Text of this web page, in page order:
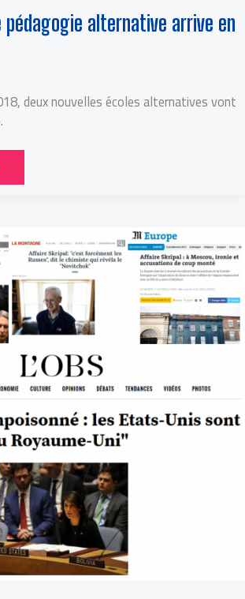
pédagogie alternative arrive en
deux nouvelles écoles alternatives vont